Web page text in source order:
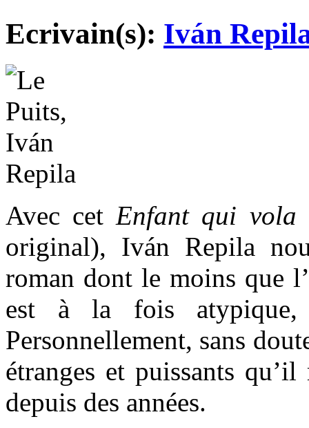
Ecrivain(s): Iván
Avec cetEnfant qui vola
original), Iván Repila
roman dont le moins que
est à la fois atypique,
Personnellement, sans
étranges et puissants
depuis des années.